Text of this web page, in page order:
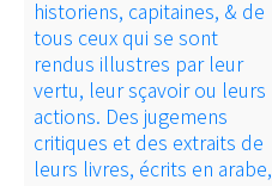
historiens, capitaines, & de
tous ceux qui se sont
rendus illustres par leur
vertu, leur sçavoir ou leurs
actions. Des jugemens
critiques et des extraits de
leurs livres, écrits en arabe,